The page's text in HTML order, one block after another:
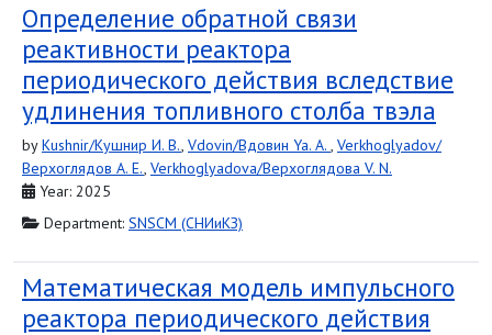
Определение обратной связи
реактивности реактора
периодического действия вследствие
удлинения топливного столба твэла
byKushnir/Кушнир И. В., Vdovin/Вдовин Ya. A. , Verkhoglyadov/
Верхоглядов A. E., Verkhoglyadova/Верхоглядова V. N.
Year: 2025
Department: SNSCM (СНИиКЗ)
Математическая модель импульсного
реактора периодического действия